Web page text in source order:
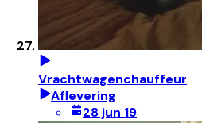
Vrachtwagenchauffeur
Aflevering
28 jun 19